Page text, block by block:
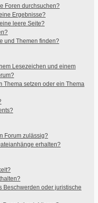
Foren durchsuchen?
Ergebnisse?
leere Seite?
und Themen finden?
Lesezeichen und einem
Thema setzen oder ein Thema
Forum zulässig?
erhalten?
Beschwerden oder juristische